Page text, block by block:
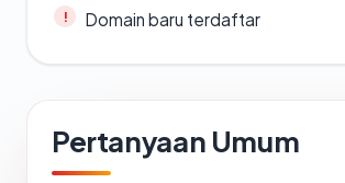
Domain baru terdaftar
Pertanyaan Umum